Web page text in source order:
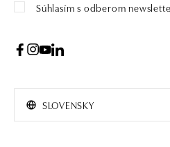
Súhlasím s odberom
SLOVENSKY